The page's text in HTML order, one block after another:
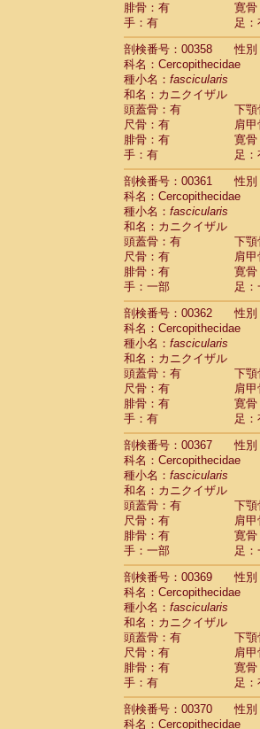
腓骨：有
寛骨
手：有
足：
剖検番号：00358
性別
科名：Cercopithecidae
種小名： fascicularis
和名：カニクイザル
頭蓋骨：有
下顎
尺骨：有
肩
腓骨：有
寛骨
手：有
足：
剖検番号：00361
性別
科名：Cercopithecidae
種小名： fascicularis
和名：カニクイザル
頭蓋骨：有
下顎
尺骨：有
肩
腓骨：有
寛骨
手：一部
足
剖検番号：00362
性別
科名：Cercopithecidae
種小名： fascicularis
和名：カニクイザル
頭蓋骨：有
下顎
尺骨：有
肩
腓骨：有
寛骨
手：有
足：
剖検番号：00367
性別
科名：Cercopithecidae
種小名： fascicularis
和名：カニクイザル
頭蓋骨：有
下顎
尺骨：有
肩
腓骨：有
寛骨
手：一部
足
剖検番号：00369
性別
科名：Cercopithecidae
種小名： fascicularis
和名：カニクイザル
頭蓋骨：有
下顎
尺骨：有
肩
腓骨：有
寛骨
手：有
足：
剖検番号：00370
性別
科名：Cercopithecidae